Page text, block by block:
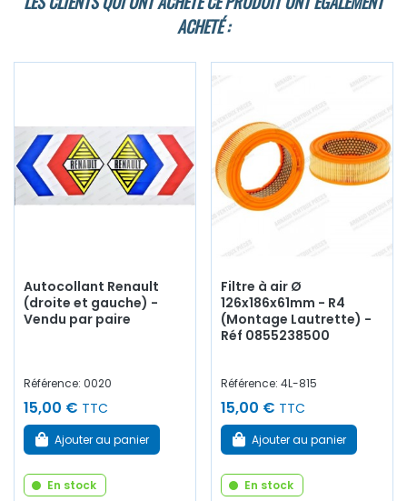
ACHETÉ :
Autocollant Renault
(droite et gauche) -
Vendu par paire
Référence: 0020
15,00 € TTC
Ajouter au panier
En stock
Filtre à air Ø
126x186x61mm - R4
(Montage Lautrette) -
Réf 0855238500
Référence: 4L-815
15,00 € TTC
Ajouter au panier
En stock